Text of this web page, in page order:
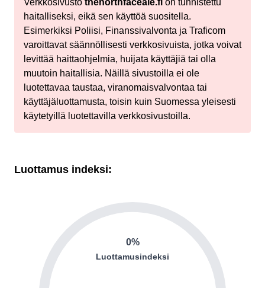
Verkkosivusto thenorthfaceale.fi on tunnistettu
haitalliseksi, eikä sen käyttöä suositella.
Esimerkiksi Poliisi, Finanssivalvonta ja Traficom
varoittavat säännöllisesti verkkosivuista, jotka voivat
levittää haittaohjelmia, huijata käyttäjiä tai olla
muutoin haitallisia. Näillä sivustoilla ei ole
luotettavaa taustaa, viranomaisvalvontaa tai
käyttäjäluottamusta, toisin kuin Suomessa yleisesti
käytetyillä luotettavilla verkkosivustoilla.
Luottamus indeksi:
0%
Luottamusindeksi